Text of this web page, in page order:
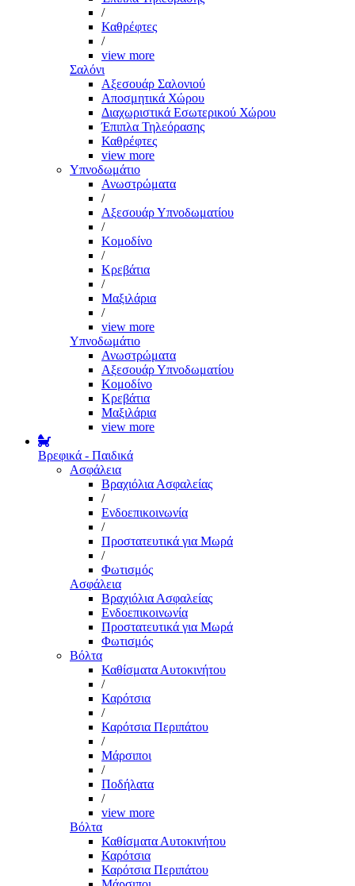
/
Καθρέφτες
/
view more
Σαλόνι
Αξεσουάρ Σαλονιού
Αποσμητικά Χώρου
Διαχωριστικά Εσωτερικού Χώρου
Έπιπλα Τηλεόρασης
Καθρέφτες
view more
Υπνοδωμάτιο
Ανωστρώματα
/
Αξεσουάρ Υπνοδωματίου
/
Κομοδίνο
/
Κρεβάτια
/
Μαξιλάρια
/
view more
Υπνοδωμάτιο
Ανωστρώματα
Αξεσουάρ Υπνοδωματίου
Κομοδίνο
Κρεβάτια
Μαξιλάρια
view more
Βρεφικά - Παιδικά
Ασφάλεια
Βραχιόλια Ασφαλείας
/
Ενδοεπικοινωνία
/
Προστατευτικά για Μωρά
/
Φωτισμός
Ασφάλεια
Βραχιόλια Ασφαλείας
Ενδοεπικοινωνία
Προστατευτικά για Μωρά
Φωτισμός
Βόλτα
Καθίσματα Αυτοκινήτου
/
Καρότσια
/
Καρότσια Περιπάτου
/
Μάρσιποι
/
Ποδήλατα
/
view more
Βόλτα
Καθίσματα Αυτοκινήτου
Καρότσια
Καρότσια Περιπάτου